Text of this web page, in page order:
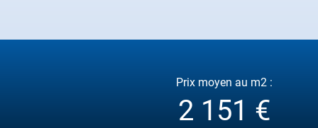
Prix moyen au m2 :
2 151 €